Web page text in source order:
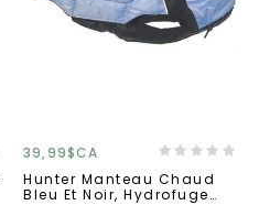
39,99$CA
Hunter Manteau Chaud
Bleu Et Noir, Hydrofuge